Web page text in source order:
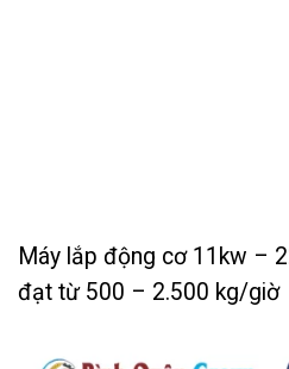
Máy lắp động cơ 11kw –
đạt từ 500 – 2.500 kg/giờ